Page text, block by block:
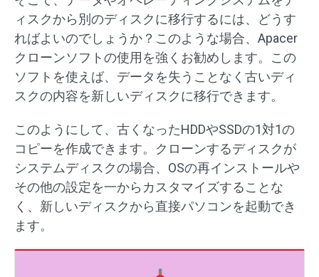
ィスクから別のディスクに移行するには、どうす
ればよいのでしょうか？このような場合、Apacer
クローンソフトの使用を強くお勧めします。この
ソフトを使えば、データを失うことなく古いディ
スクの内容を新しいディスクに移行できます。
このようにして、古くなったHDDやSSDの1対1の
コピーを作成できます。クローンするディスクが
システムディスクの場合、OSの再インストールや
その他の設定を一からカスタマイズすることな
く、新しいディスクから直接パソコンを起動でき
ます。